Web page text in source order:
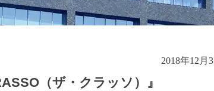
2018年12月3
（ザ・クラッソ）』